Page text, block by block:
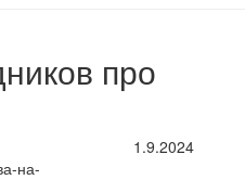
про
на-
1.9.2024